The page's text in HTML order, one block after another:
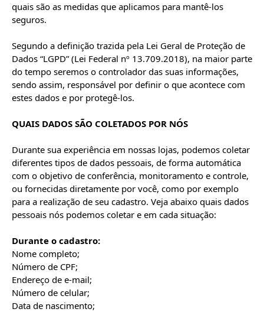
quais são as medidas que aplicamos para mantê-los
Segundo a definição trazida pela Lei Geral de Proteção de
Dados “LGPD” (Lei Federal nº 13.709.2018), na maior parte
do tempo seremos o controlador das suas informações,
sendo assim, responsável por definir o que acontece com
estes dados e por protegê-los.
QUAIS DADOS SÃO COLETADOS POR NÓS
Durante sua experiência em nossas lojas, podemos coletar
diferentes tipos de dados pessoais, de forma automática
com o objetivo de conferência, monitoramento e controle,
ou fornecidas diretamente por você, como por exemplo
para a realização de seu cadastro. Veja abaixo quais dados
pessoais nós podemos coletar e em cada situação:
Durante o cadastro:
Nome completo;
Número de CPF;
Endereço de e-mail;
Número de celular;
Data de nascimento;